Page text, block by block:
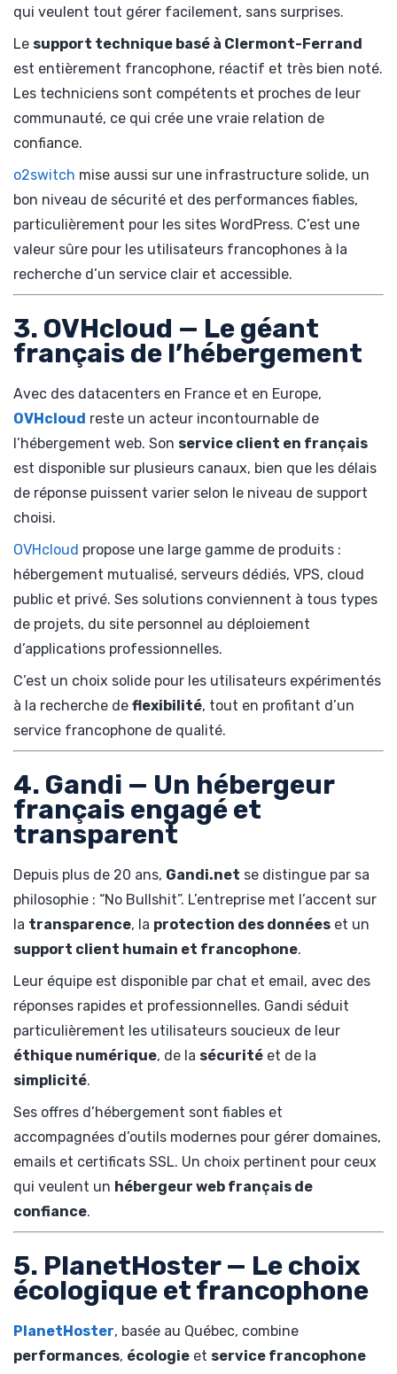
qui veulent tout gérer facilement, sans surprises.
Le support technique basé à Clermont-Ferrand
est entièrement francophone, réactif et très bien noté.
Les techniciens sont compétents et proches de leur
communauté, ce qui crée une vraie relation de
confiance.
o2switch mise aussi sur une infrastructure solide, un
bon niveau de sécurité et des performances fiables,
particulièrement pour les sites WordPress. C’est une
valeur sûre pour les utilisateurs francophones à la
recherche d’un service clair et accessible.
3. OVHcloud — Le géant
français de l’hébergement
Avec des datacenters en France et en Europe,
OVHcloud reste un acteur incontournable de
l’hébergement web. Son service client en français
est disponible sur plusieurs canaux, bien que les délais
de réponse puissent varier selon le niveau de support
choisi.
OVHcloud propose une large gamme de produits :
hébergement mutualisé, serveurs dédiés, VPS, cloud
public et privé. Ses solutions conviennent à tous types
de projets, du site personnel au déploiement
d’applications professionnelles.
C’est un choix solide pour les utilisateurs expérimentés
à la recherche de flexibilité, tout en profitant d’un
service francophone de qualité.
4. Gandi — Un hébergeur
français engagé et
transparent
Depuis plus de 20 ans, Gandi.net se distingue par sa
philosophie : “No Bullshit”. L’entreprise met l’accent sur
la transparence, la protection des données et un
support client humain et francophone.
Leur équipe est disponible par chat et email, avec des
réponses rapides et professionnelles. Gandi séduit
particulièrement les utilisateurs soucieux de leur
éthique numérique, de la sécurité et de la
simplicité.
Ses offres d’hébergement sont fiables et
accompagnées d’outils modernes pour gérer domaines,
emails et certificats SSL. Un choix pertinent pour ceux
qui veulent un hébergeur web français de
confiance.
5. PlanetHoster — Le choix
écologique et francophone
PlanetHoster, basée au Québec, combine
performances, écologie et service francophone